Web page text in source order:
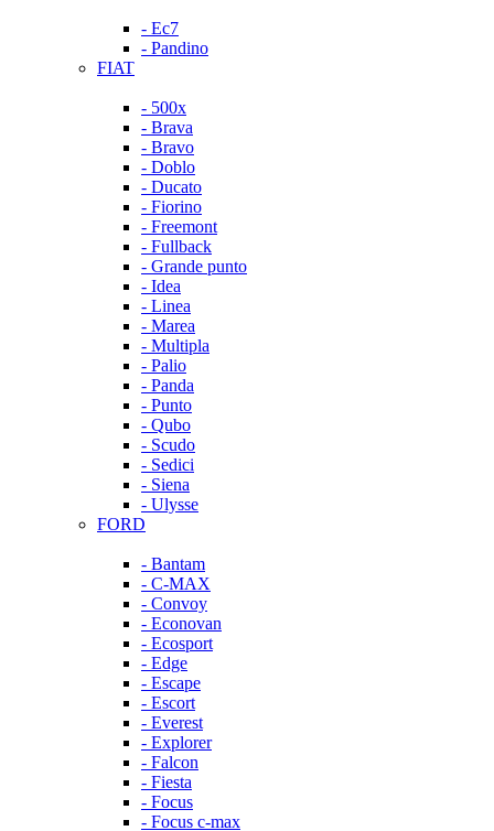
- Ec7
- Pandino
FIAT
- 500x
- Brava
- Bravo
- Doblo
- Ducato
- Fiorino
- Freemont
- Fullback
- Grande punto
- Idea
- Linea
- Marea
- Multipla
- Palio
- Panda
- Punto
- Qubo
- Scudo
- Sedici
- Siena
- Ulysse
FORD
- Bantam
- C-MAX
- Convoy
- Econovan
- Ecosport
- Edge
- Escape
- Escort
- Everest
- Explorer
- Falcon
- Fiesta
- Focus
- Focus c-max